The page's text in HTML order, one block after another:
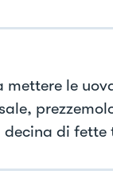
mettere le
decina di